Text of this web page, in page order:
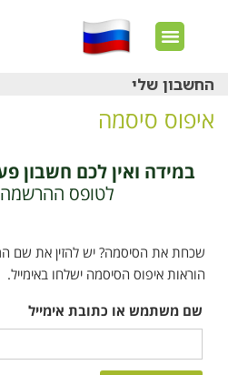
החשבון שלי
איפוס סיסמה
במידה ואין לכם חשבון
לטופס
שכחת את הסיסמה? יש להזין את שם
הוראות איפוס הסיסמה ישלחו באימייל.
שם משתמש או כתובת אימייל